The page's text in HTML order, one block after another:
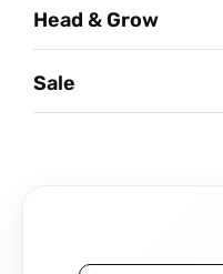
Head & Grow
Sale